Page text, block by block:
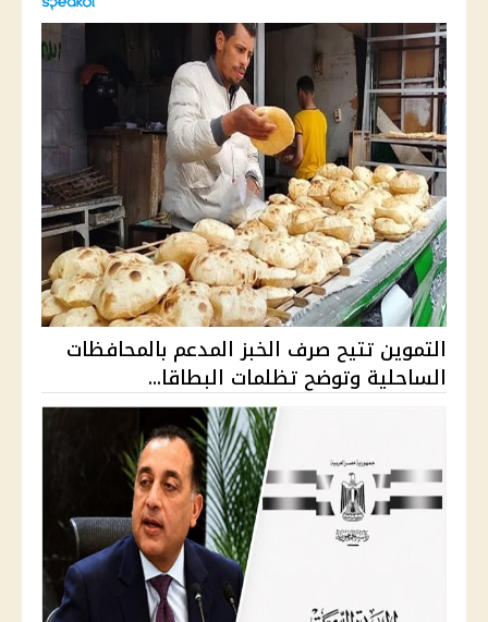
التموين تتيح صرف الخبز المدعم بالمحافظات
الساحلية وتوضح تظلمات البطاقا...